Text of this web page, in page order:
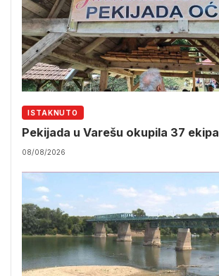
ISTAKNUTO
Pekijada u Varešu okupila 37 ekipa
08/08/2026